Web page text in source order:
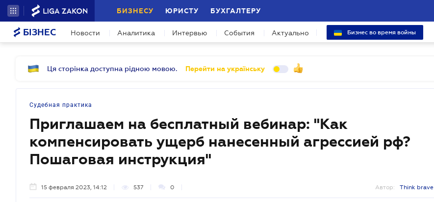
БИЗНЕСУ ЮРИСТУ БУХГАЛТЕРУ
БІЗНЕС Новости Аналитика Интервью События Актуально Бизнес во время войны
Ця сторінка доступна рідною мовою. Перейти на українську
Судебная практика
Приглашаем на бесплатный вебинар: "Как
компенсировать ущерб нанесенный агрессией рф?
Пошаговая инструкция"
15 февраля 2023, 14:12 537 0 Автор: Think brave